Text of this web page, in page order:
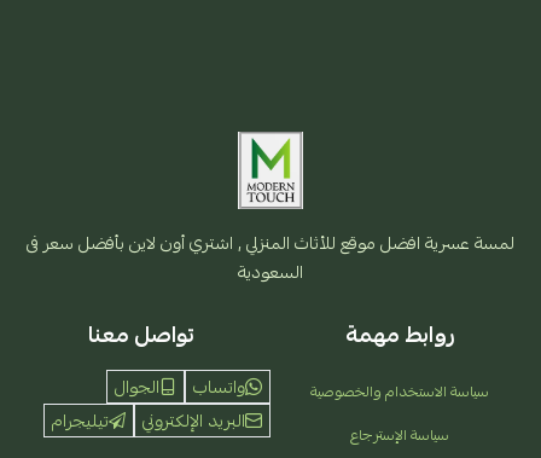
لمسة عسرية افضل موقع للأثاث المنزلي , اشتري أون لاين بأفضل سعر فى
السعودية
روابط مهمة
سياسة الاستخدام والخصوصية
سياسة الإسترجاع
تواصل معنا
واتساب
الجوال
البريد الإلكتروني
تيليجرام